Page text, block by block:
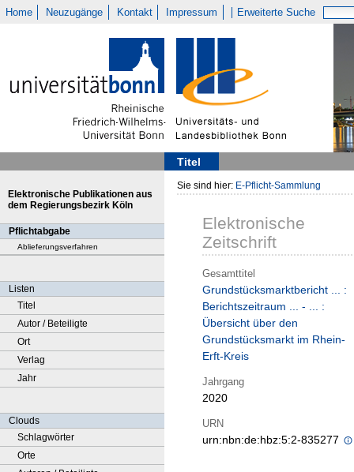
Home Neuzugänge Kontakt Impressum Erweiterte Suche
Titel
Elektronische Publikationen aus
dem Regierungsbezirk Köln
Pflichtabgabe
Ablieferungsverfahren
Listen
Titel
Autor / Beteiligte
Ort
Verlag
Jahr
Clouds
Schlagwörter
Orte
Sie sind hier: E-Pflicht-Sammlung
Elektronische
Zeitschrift
Gesamttitel
Grundstücksmarktbericht ... :
Berichtszeitraum ... - ... :
Übersicht über den
Grundstücksmarkt im Rhein-
Erft-Kreis
Jahrgang
2020
URN
urn:nbn:de:hbz:5:2-835277